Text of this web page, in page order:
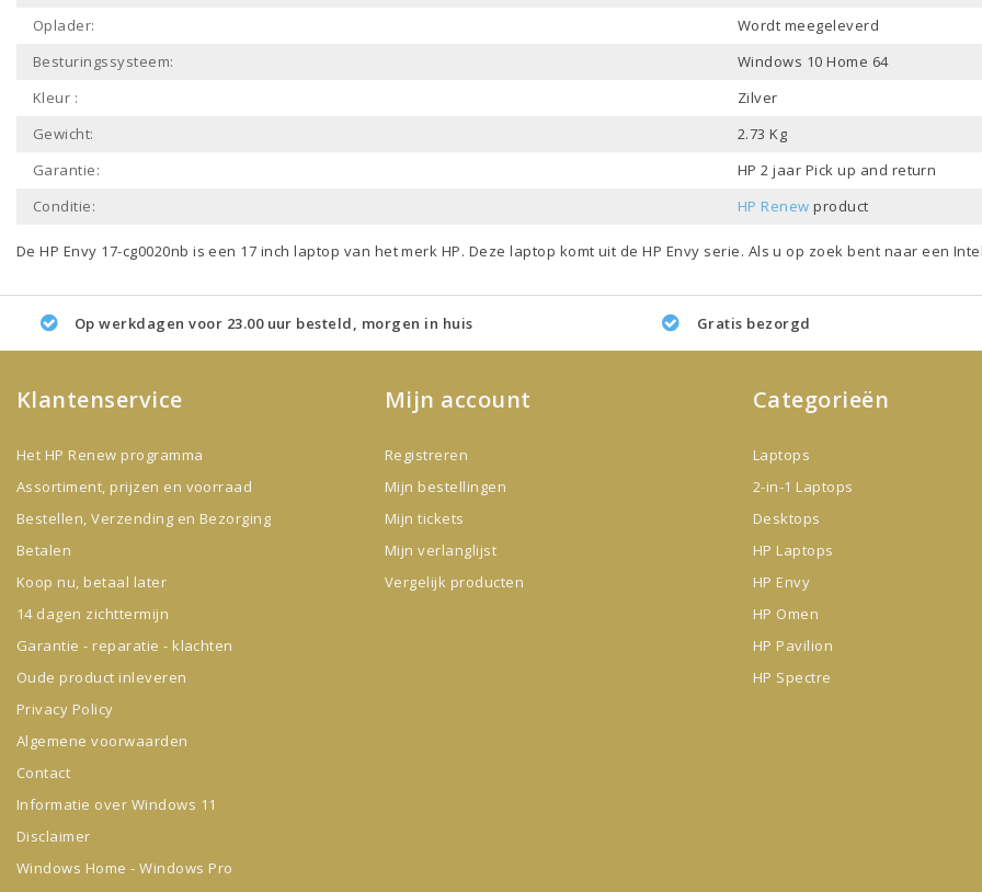
Oplader:
Wordt meegeleverd
Besturingssysteem:
Windows 10 Home 64
Kleur :
Zilver
Gewicht:
2.73 Kg
Garantie:
HP 2 jaar Pick up and return
Conditie:
HP Renew product
De HP Envy 17-cg0020nb is een 17 inch laptop van het merk HP. Deze laptop komt uit deHP Envy serie. Als u op zoek bent naar een
Op werkdagen voor 23.00 uur besteld, morgen in huis Gratis bezorgd
Klantenservice
Het HP Renew programma
Assortiment, prijzen en voorraad
Bestellen, Verzending en Bezorging
Betalen
Koop nu, betaal later
14 dagen zichttermijn
Garantie - reparatie - klachten
Oude product inleveren
Privacy Policy
Algemene voorwaarden
Contact
Informatie over Windows 11
Disclaimer
Windows Home - Windows Pro
Mijn account
Registreren
Mijn bestellingen
Mijn tickets
Mijn verlanglijst
Vergelijk producten
Categorieën
Laptops
2-in-1 Laptops
Desktops
HP Laptops
HP Envy
HP Omen
HP Pavilion
HP Spectre